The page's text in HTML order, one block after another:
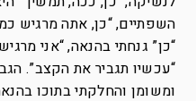
השפתיים, “כן, אתה מרגיש
“כן” גנחתי בהנאה, “אני
“עכשיו תגביר את הקצב”.
ומשומן והחלקתי בתוכו